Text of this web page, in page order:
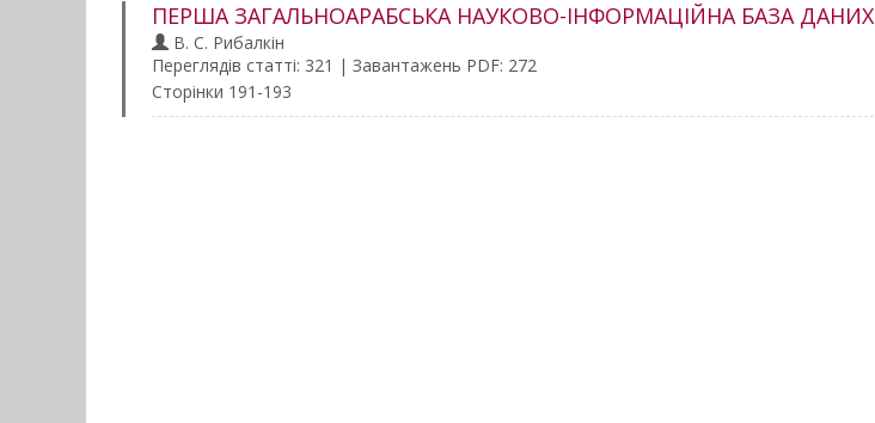
ПЕРША ЗАГАЛЬНОАРАБСЬКА НАУКОВО-ІНФОРМАЦІЙНА БАЗА ДАНИХ
В. C. Рибалкін
Переглядів статті: 321 | Завантажень PDF: 272
Сторінки 191-193